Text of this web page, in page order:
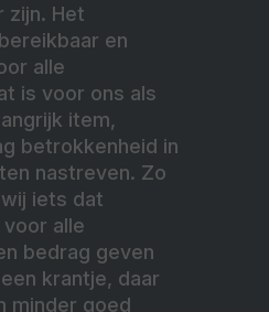
zijn. Het
en
alle
is voor ons als
item,
betrokkenheid in
nastreven. Zo
iets dat
alle
bedrag geven
krantje, daar
minder goed